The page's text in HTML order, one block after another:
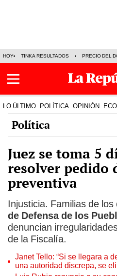
HOY TINKA RESULTADOS PRECIO DEL
LO ÚLTIMO POLÍTICA OPINIÓN
Política
Juez se toma 5
resolver pedido
preventiva
Injusticia. Familias de los
de Defensa de los
denuncian
de la Fiscalía.
Janet Tello: “Si se llegara a
una autoridad discrepa, se